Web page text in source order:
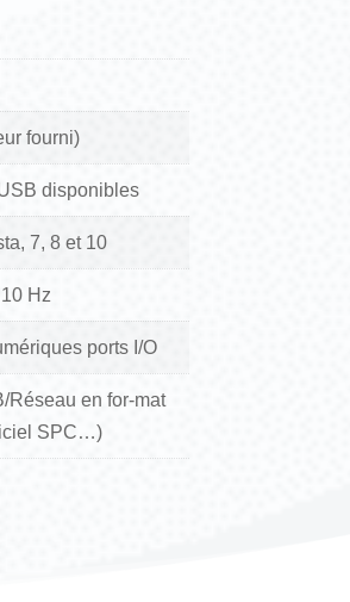
fourni)
disponibles
7, 8 et 10
Hz
ports I/O
Réseau en for-mat
SPC…)